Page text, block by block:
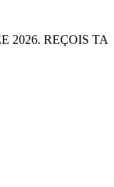
2026. REÇOIS TA